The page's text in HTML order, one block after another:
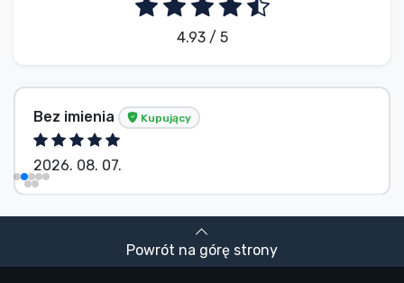
4.93 / 5
Bez imienia Kupujący
2026. 08. 07.
Powrót na górę strony